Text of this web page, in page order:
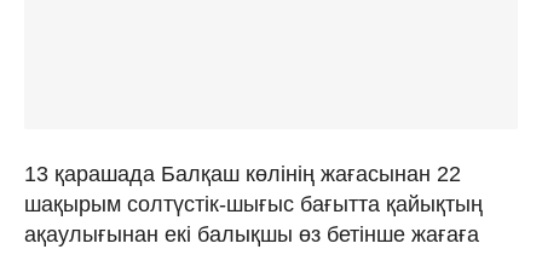
13 қарашада Балқаш көлінің жағасынан 22
шақырым солтүстік-шығыс бағытта қайықтың
ақаулығынан екі балықшы өз бетінше жағаға